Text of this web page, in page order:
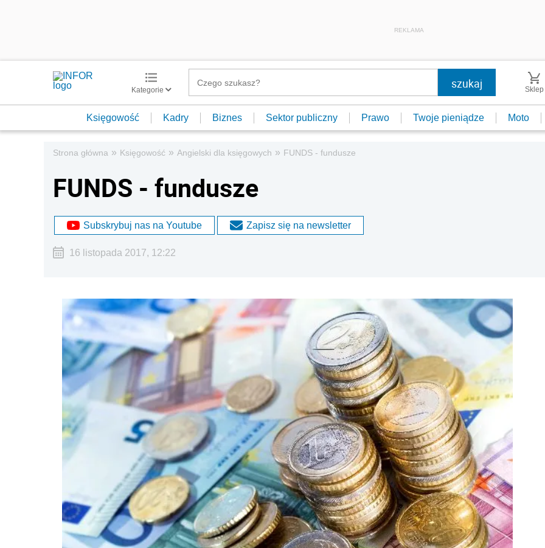
REKLAMA
Kategorie Sklep
Księgowość Kadry Biznes Sektor publiczny Prawo Twoje pieniądze Moto
Strona główna » Księgowość » Angielski dla księgowych » FUNDS - fundusze
FUNDS - fundusze
Subskrybuj nas na Youtube Zapisz się na newsletter
16 listopada 2017, 12:22